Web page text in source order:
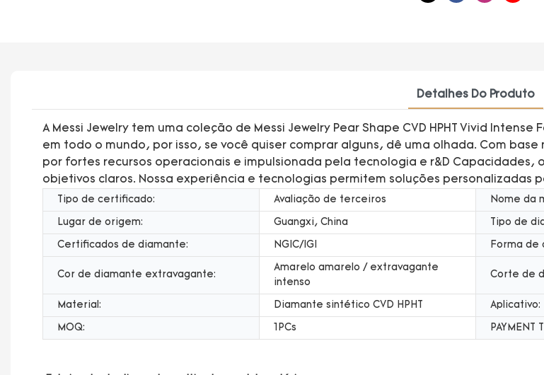
Detalhes Do Produto
A Messi Jewelry tem uma coleção de Messi Jewelry Pear Shape CVD HPHT Vivid
em todo o mundo, por isso, se você quiser comprar alguns, dê uma olhada. Com
por fortes recursos operacionais e impulsionada pela tecnologia e r&D
objetivos claros. Nossa experiência e tecnologias permitem soluções personalizadas
Tipo de certificado: Avaliação de terceiros Nome da
Lugar de origem: Guangxi, China Tipo de
Certificados de diamante: NGIC/IGI Forma de
Cor de diamante extravagante:
Amarelo amarelo / extravagante
intenso
Corte de
Material: Diamante sintético CVD HPHT Aplicativo:
MOQ: 1PCs PAYMENT